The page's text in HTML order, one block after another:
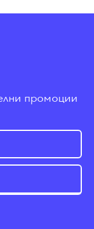
промоции